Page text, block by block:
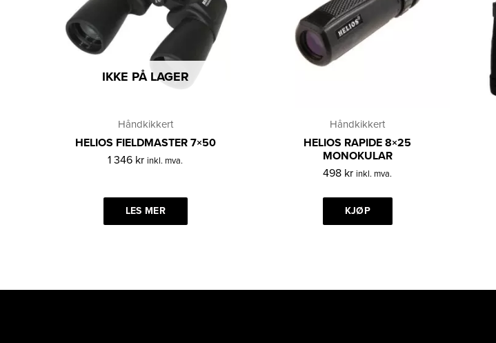
IKKE PÅ LAGER
Håndkikkert
HELIOS FIELDMASTER 7×50
1 346 kr inkl. mva.
LES MER
Håndkikkert
HELIOS RAPIDE 8×25
MONOKULAR
498 kr inkl. mva.
KJØP